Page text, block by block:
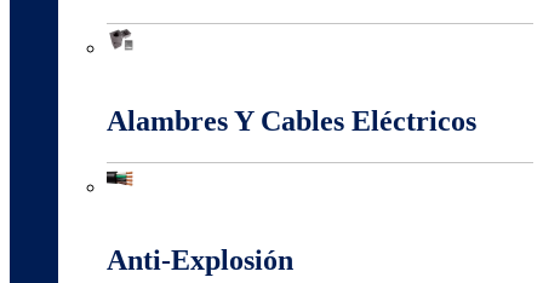
Alambres Y Cables Eléctricos
Anti-Explosión